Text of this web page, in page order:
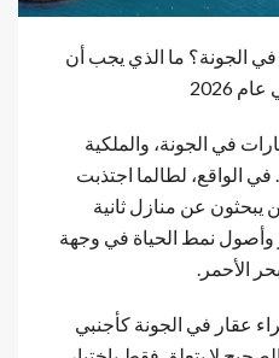
الجونة؟ ما الذي يجب أن
2026
في الجونة، والملكية
الواقع، لطالما اجتذبت
يبحثون عن منازل ثانية
وأصول نمط الحياة في وجهة
الأحمر.
عقار في الجونة كأجنبي